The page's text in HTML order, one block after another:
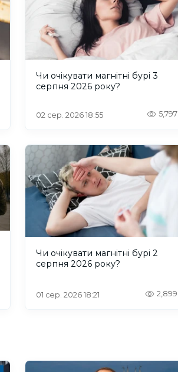
Чи очікувати магнітні бурі 3
серпня 2026 року?
02 сер. 2026 18:55 5,797
Чи очікувати магнітні бурі 2
серпня 2026 року?
01 сер. 2026 18:21 2,899